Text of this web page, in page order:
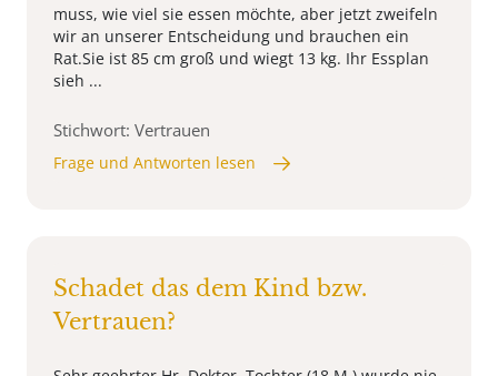
muss, wie viel sie essen möchte, aber jetzt zweifeln
wir an unserer Entscheidung und brauchen ein
Rat.Sie ist 85 cm groß und wiegt 13 kg. Ihr Essplan
sieh ...
Stichwort: Vertrauen
Frage und Antworten lesen
Schadet das dem Kind bzw.
Vertrauen?